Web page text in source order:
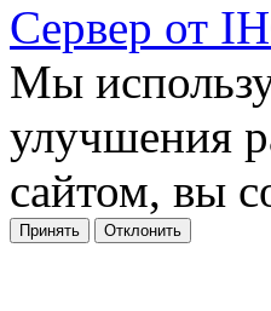
Сервер от
Мы
улучшения
сайтом, вы
Принять Отклонить